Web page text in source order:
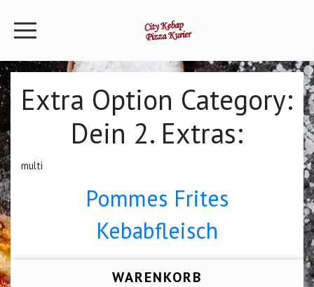
Extra Option Category:
Dein 2. Extras:
multi
Pommes Frites
Kebabfleisch
WARENKORB